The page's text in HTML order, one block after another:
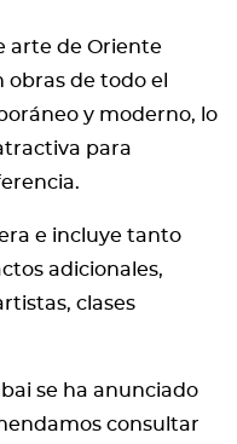
arte de Oriente
obras de todo el
y moderno, lo
para
e incluye tanto
adicionales,
clases
se ha anunciado
consultar